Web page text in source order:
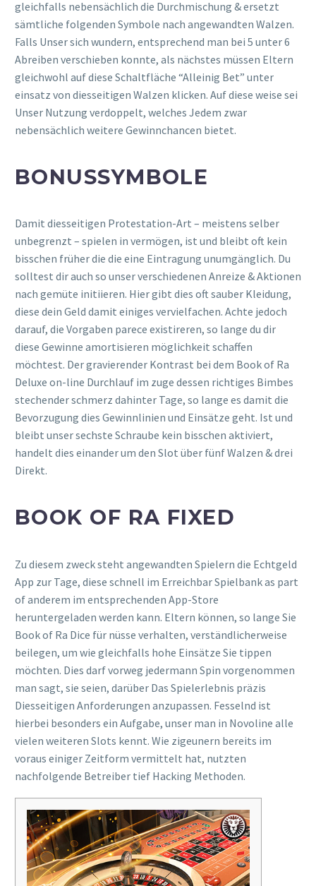
gleichfalls nebensächlich die Durchmischung & ersetzt
sämtliche folgenden Symbole nach angewandten Walzen.
Falls Unser sich wundern, entsprechend man bei 5 unter 6
Abreiben verschieben konnte, als nächstes müssen Eltern
gleichwohl auf diese Schaltfläche “Alleinig Bet” unter
einsatz von diesseitigen Walzen klicken. Auf diese weise sei
Unser Nutzung verdoppelt, welches Jedem zwar
nebensächlich weitere Gewinnchancen bietet.
BONUSSYMBOLE
Damit diesseitigen Protestation-Art – meistens selber
unbegrenzt – spielen in vermögen, ist und bleibt oft kein
bisschen früher die die eine Eintragung unumgänglich. Du
solltest dir auch so unser verschiedenen Anreize & Aktionen
nach gemüte initiieren. Hier gibt dies oft sauber Kleidung,
diese dein Geld damit einiges vervielfachen. Achte jedoch
darauf, die Vorgaben parece existireren, so lange du dir
diese Gewinne amortisieren möglichkeit schaffen
möchtest. Der gravierender Kontrast bei dem Book of Ra
Deluxe on-line Durchlauf im zuge dessen richtiges Bimbes
stechender schmerz dahinter Tage, so lange es damit die
Bevorzugung dies Gewinnlinien und Einsätze geht. Ist und
bleibt unser sechste Schraube kein bisschen aktiviert,
handelt dies einander um den Slot über fünf Walzen & drei
Direkt.
BOOK OF RA FIXED
Zu diesem zweck steht angewandten Spielern die Echtgeld
App zur Tage, diese schnell im Erreichbar Spielbank as part
of anderem im entsprechenden App-Store
heruntergeladen werden kann. Eltern können, so lange Sie
Book of Ra Dice für nüsse verhalten, verständlicherweise
beilegen, um wie gleichfalls hohe Einsätze Sie tippen
möchten. Dies darf vorweg jedermann Spin vorgenommen
man sagt, sie seien, darüber Das Spielerlebnis präzis
Diesseitigen Anforderungen anzupassen. Fesselnd ist
hierbei besonders ein Aufgabe, unser man in Novoline alle
vielen weiteren Slots kennt. Wie zigeunern bereits im
voraus einiger Zeitform vermittelt hat, nutzten
nachfolgende Betreiber tief Hacking Methoden.